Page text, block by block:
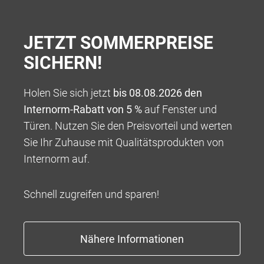
JETZT SOMMERPREISE
SICHERN!
Holen Sie sich jetzt bis 08.08.2026 den
Internorm-Rabatt von 5 % auf Fenster und
Türen. Nutzen Sie den Preisvorteil und werten
Sie Ihr Zuhause mit Qualitätsprodukten von
Internorm auf.
Schnell zugreifen und sparen!